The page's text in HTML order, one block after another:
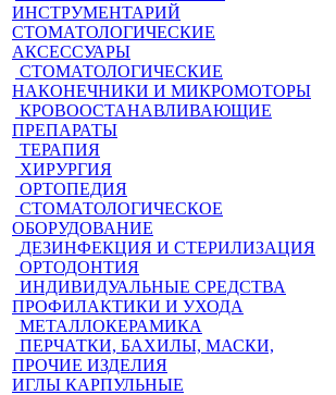
ИНСТРУМЕНТАРИЙ
СТОМАТОЛОГИЧЕСКИЕ
АКСЕССУАРЫ
СТОМАТОЛОГИЧЕСКИЕ
НАКОНЕЧНИКИ И МИКРОМОТОРЫ
КРОВООСТАНАВЛИВАЮЩИЕ
ПРЕПАРАТЫ
ТЕРАПИЯ
ХИРУРГИЯ
ОРТОПЕДИЯ
СТОМАТОЛОГИЧЕСКОЕ
ОБОРУДОВАНИЕ
ДЕЗИНФЕКЦИЯ И СТЕРИЛИЗАЦИЯ
ОРТОДОНТИЯ
ИНДИВИДУАЛЬНЫЕ СРЕДСТВА
ПРОФИЛАКТИКИ И УХОДА
МЕТАЛЛОКЕРАМИКА
ПЕРЧАТКИ, БАХИЛЫ, МАСКИ,
ПРОЧИЕ ИЗДЕЛИЯ
ИГЛЫ КАРПУЛЬНЫЕ